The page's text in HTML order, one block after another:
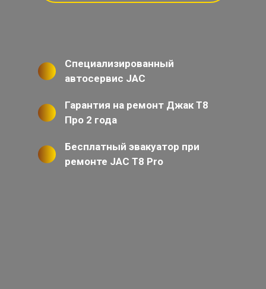
Специализированный
автосервис JAC
Гарантия на ремонт Джак Т8
Про 2 года
Бесплатный эвакуатор при
ремонте JAC T8 Pro